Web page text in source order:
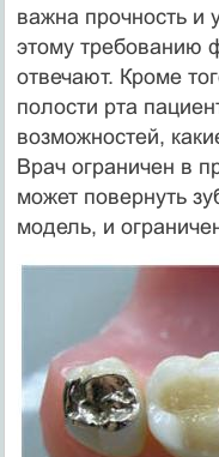
важна прочность и
этому требованию
отвечают. Кроме
полости рта
возможностей,
Врач ограничен в
может повернуть
модель, и